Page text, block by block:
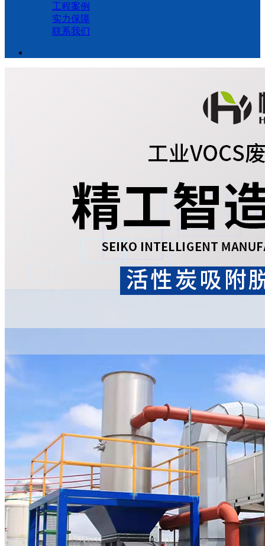
工程案例
实力保障
联系我们